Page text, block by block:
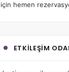
için hemen
ETKILEŞIM